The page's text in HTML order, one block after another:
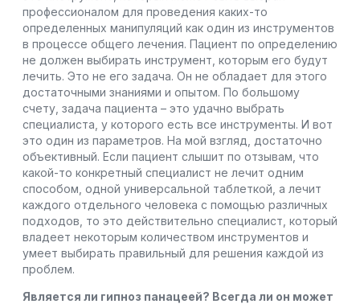
профессионалом для проведения каких-то
определенных манипуляций как один из инструментов
в процессе общего лечения. Пациент по определению
не должен выбирать инструмент, которым его будут
лечить. Это не его задача. Он не обладает для этого
достаточными знаниями и опытом. По большому
счету, задача пациента – это удачно выбрать
специалиста, у которого есть все инструменты. И вот
это один из параметров. На мой взгляд, достаточно
объективный. Если пациент слышит по отзывам, что
какой-то конкретный специалист не лечит одним
способом, одной универсальной таблеткой, а лечит
каждого отдельного человека с помощью различных
подходов, то это действительно специалист, который
владеет некоторым количеством инструментов и
умеет выбирать правильный для решения каждой из
проблем.
Является ли гипноз панацеей? Всегда ли он может